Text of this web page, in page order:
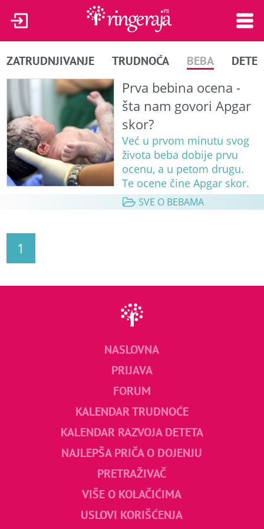
ZATRUDNJIVANJE TRUDNOĆA BEBA DETE
Prva bebina ocena -
šta nam govori Apgar
skor?
Već u prvom minutu svog
života beba dobije prvu
ocenu, a u petom drugu.
Te ocene čine Apgar skor.
SVE O BEBAMA
1
NASLOVNA
PRIJAVA
FORUM
KALENDAR TRUDNOĆE
KALENDAR RAZVOJA DETETA
NAJLEPŠA PRIČA O DOJENJU
PRETRAŽIVAČ
VIŠE O KOLAČIĆIMA
USLOVI KORIŠĆENJA